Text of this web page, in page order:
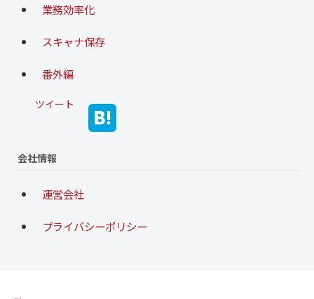
業務効率化
スキャナ保存
番外編
ツイート
会社情報
運営会社
プライバシーポリシー